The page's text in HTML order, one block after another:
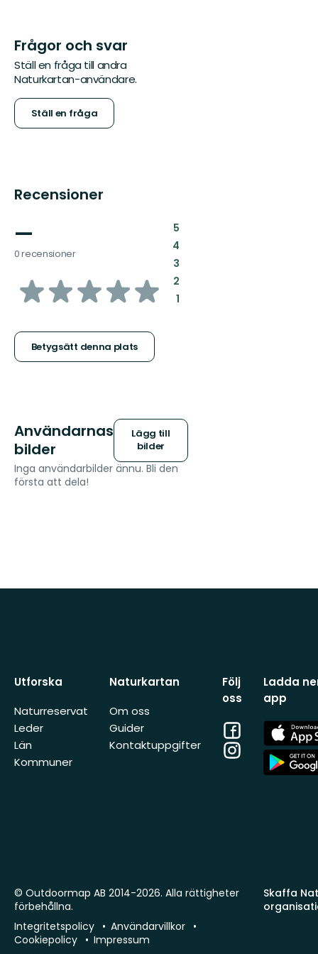
Frågor och svar
Ställ en fråga till andra
Naturkartan-användare.
Ställ en fråga
Recensioner
—
0 recensioner
av
stjärnor
Betygsätt denna plats
5:
4:
3:
2:
1:
Användarnas
bilder
Lägg till
bilder
Inga användarbilder ännu. Bli den
första att dela!
Utforska
Naturreservat
Leder
Län
Kommuner
Naturkartan
Om oss
Guider
Kontaktuppgifter
Följ
oss
Facebook
Instagram
Ladda
app
App
Store
App
Store
Skaffa
© Outdoormap AB 2014-2026. Alla rättigheter
förbehållna.
Integritetspolicy
Användarvillkor
Cookiepolicy
Impressum